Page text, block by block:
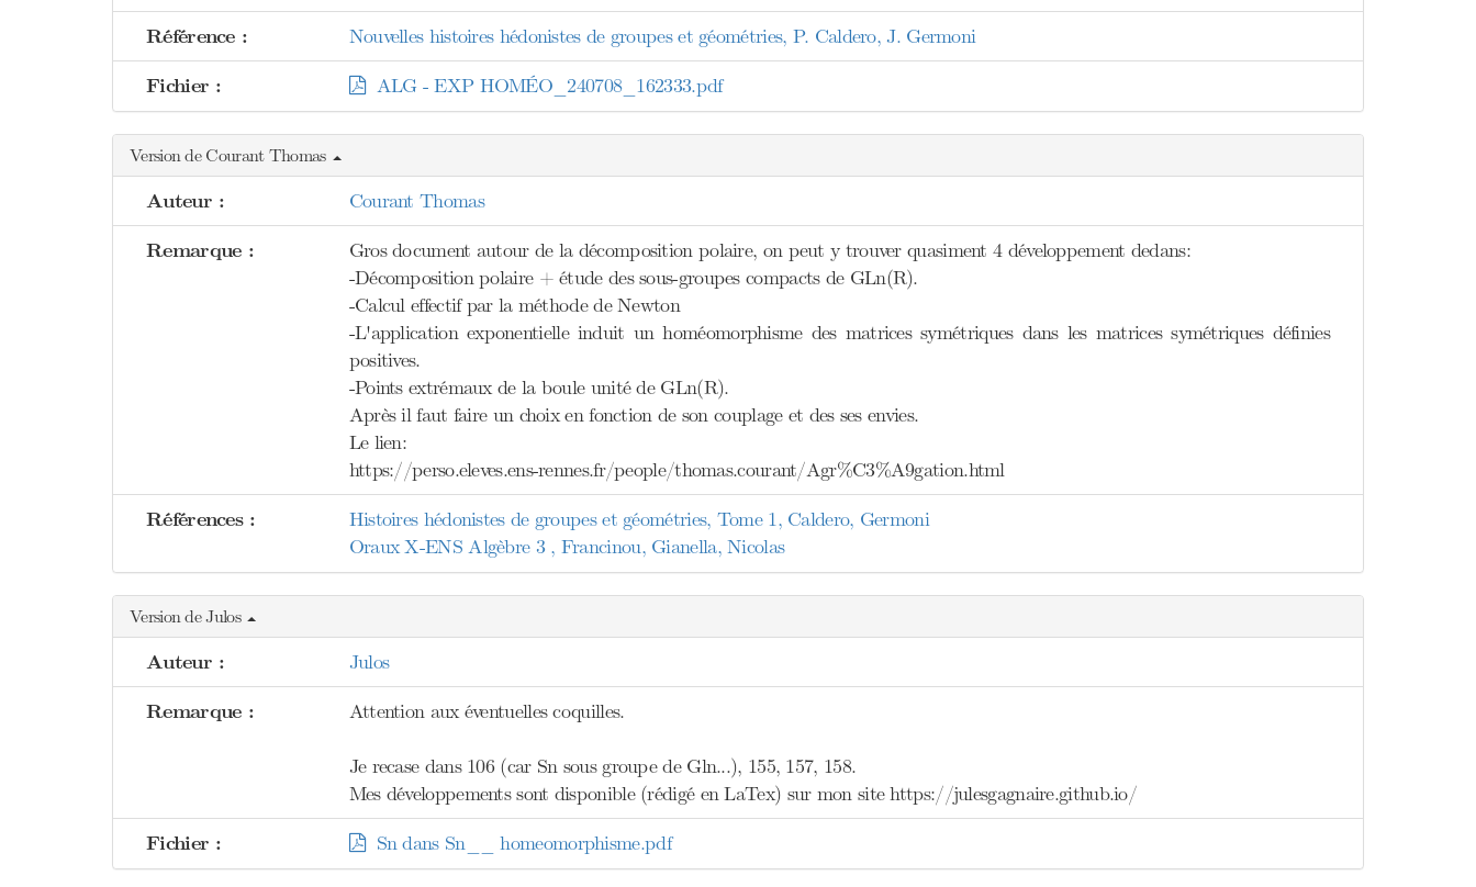
Référence : Nouvelles histoires hédonistes de groupes et géométries, P. Caldero, J. Germoni
Fichier : ALG - EXP HOMÉO_240708_162333.pdf
Version de Courant Thomas
Auteur : Courant Thomas
Remarque :
Gros document autour de la décomposition polaire, on peut y trouver quasiment 4 développement dedans:
-Décomposition polaire + étude des sous-groupes compacts de GLn(R).
-Calcul effectif par la méthode de Newton
-L'application exponentielle induit un homéomorphisme des matrices symétriques dans les matrices symétriques définies
positives.
-Points extrémaux de la boule unité de GLn(R).
Après il faut faire un choix en fonction de son couplage et des ses envies.
Le lien:
https://perso.eleves.ens-rennes.fr/people/thomas.courant/Agr%C3%A9gation.html
Références :
Histoires hédonistes de groupes et géométries, Tome 1, Caldero, Germoni
Oraux X-ENS Algèbre 3 , Francinou, Gianella, Nicolas
Version de Julos
Auteur : Julos
Remarque : Attention aux éventuelles coquilles.
Je recase dans 106 (car Sn sous groupe de Gln...), 155, 157, 158.
Mes développements sont disponible (rédigé en LaTex) sur mon site https://julesgagnaire.github.io/
Fichier : Sn dans Sn__ homeomorphisme.pdf